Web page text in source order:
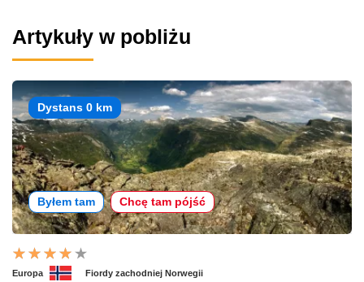
Artykuły w pobliżu
Dystans 0 km
Byłem tam Chcę tam pójść
Europa Fiordy zachodniej Norwegii